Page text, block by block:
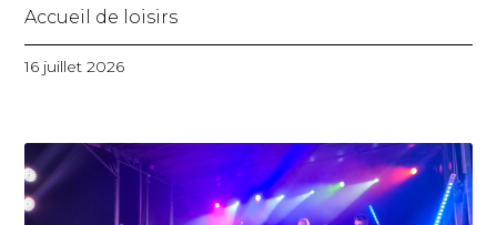
Accueil de loisirs
16 juillet 2026